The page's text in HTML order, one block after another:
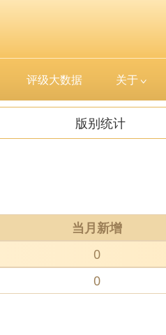
评级大数据 关于
版别统计
当月新增
0
0